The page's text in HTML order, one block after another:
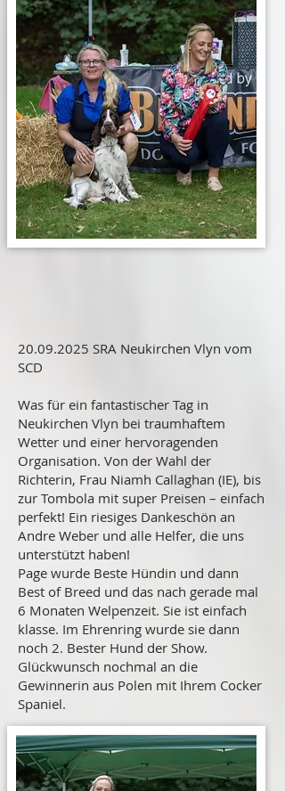
20.09.2025 SRA Neukirchen Vlyn vom
SCD
Was für ein fantastischer Tag in
Neukirchen Vlyn bei traumhaftem
Wetter und einer hervoragenden
Organisation. Von der Wahl der
Richterin, Frau Niamh Callaghan (IE), bis
zur Tombola mit super Preisen – einfach
perfekt! Ein riesiges Dankeschön an
Andre Weber und alle Helfer, die uns
unterstützt haben!
Page wurde Beste Hündin und dann
Best of Breed und das nach gerade mal
6 Monaten Welpenzeit. Sie ist einfach
klasse. Im Ehrenring wurde sie dann
noch 2. Bester Hund der Show.
Glückwunsch nochmal an die
Gewinnerin aus Polen mit Ihrem Cocker
Spaniel.